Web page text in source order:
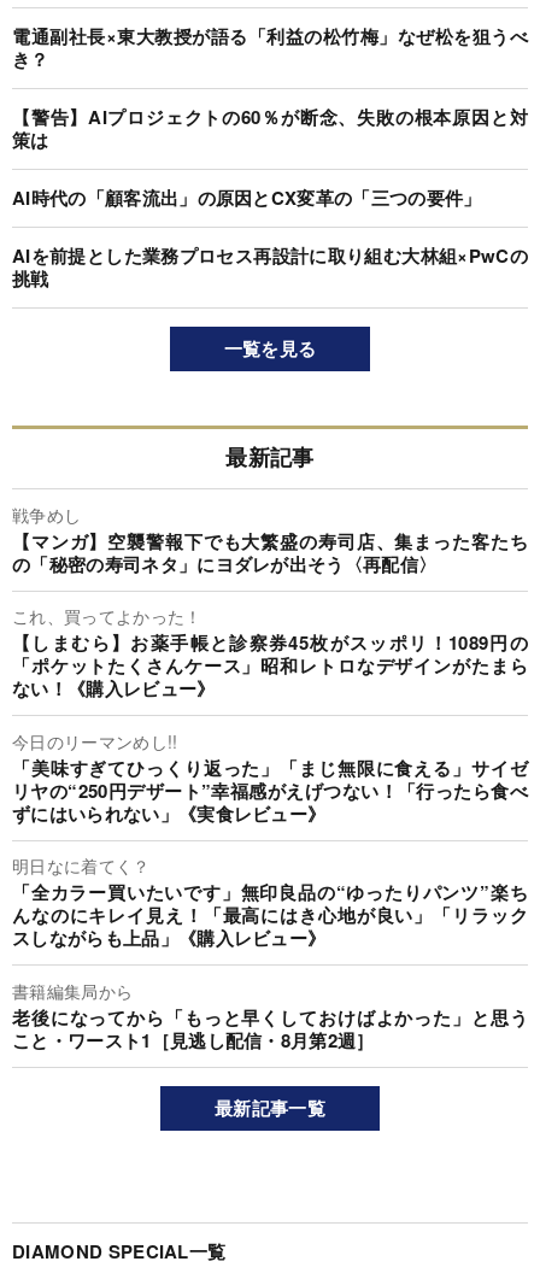
電通副社長×東大教授が語る「利益の松竹梅」なぜ松を狙うべ
き？
【警告】AIプロジェクトの60％が断念、失敗の根本原因と対
策は
AI時代の「顧客流出」の原因とCX変革の「三つの要件」
AIを前提とした業務プロセス再設計に取り組む大林組×PwCの
挑戦
一覧を見る
最新記事
戦争めし
【マンガ】空襲警報下でも大繁盛の寿司店、集まった客たち
の「秘密の寿司ネタ」にヨダレが出そう〈再配信〉
これ、買ってよかった！
【しまむら】お薬手帳と診察券45枚がスッポリ！1089円の
「ポケットたくさんケース」昭和レトロなデザインがたまら
ない！《購入レビュー》
今日のリーマンめし!!
「美味すぎてひっくり返った」「まじ無限に食える」サイゼ
リヤの“250円デザート”幸福感がえげつない！「行ったら食べ
ずにはいられない」《実食レビュー》
明日なに着てく？
「全カラー買いたいです」無印良品の“ゆったりパンツ”楽ち
んなのにキレイ見え！「最高にはき心地が良い」「リラック
スしながらも上品」《購入レビュー》
書籍編集局から
老後になってから「もっと早くしておけばよかった」と思う
こと・ワースト1［見逃し配信・8月第2週］
最新記事一覧
DIAMOND SPECIAL一覧